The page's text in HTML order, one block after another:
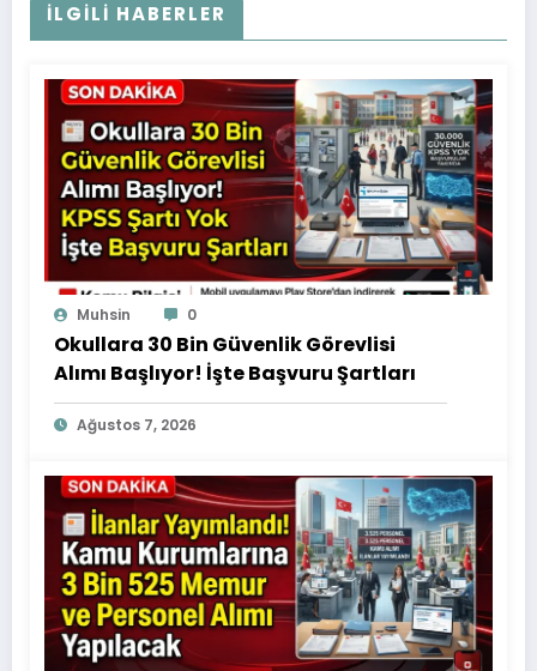
İLGILI HABERLER
Muhsin 0
Okullara 30 Bin Güvenlik Görevlisi
Alımı Başlıyor! İşte Başvuru Şartları
Ağustos 7, 2026